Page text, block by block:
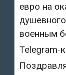
евро на
военным
Telegram-